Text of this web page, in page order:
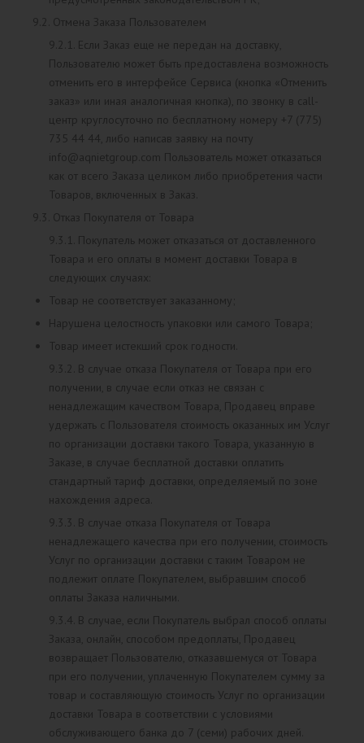
9.2. Отмена Заказа Пользователем
9.2.1. Если Заказ еще не передан на доставку,
Пользователю может быть предоставлена возможность
отменить его в интерфейсе Сервиса (кнопка «Отменить
заказ» или иная аналогичная кнопка), по звонку в call-
центр круглосуточно по бесплатному номеру +7 (775)
735 44 44, либо написав заявку на почту
info@aqnietgroup.com Пользователь может отказаться
как от всего Заказа целиком либо приобретения части
Товаров, включенных в Заказ.
9.3. Отказ Покупателя от Товара
9.3.1. Покупатель может отказаться от доставленного
Товара и его оплаты в момент доставки Товара в
следующих случаях:
Товар не соответствует заказанному;
Нарушена целостность упаковки или самого Товара;
Товар имеет истекший срок годности.
9.3.2. В случае отказа Покупателя от Товара при его
получении, в случае если отказ не связан с
ненадлежащим качеством Товара, Продавец вправе
удержать с Пользователя стоимость оказанных им Услуг
по организации доставки такого Товара, указанную в
Заказе, в случае бесплатной доставки оплатить
стандартный тариф доставки, определяемый по зоне
нахождения адреса.
9.3.3. В случае отказа Покупателя от Товара
ненадлежащего качества при его получении, стоимость
Услуг по организации доставки с таким Товаром не
подлежит оплате Покупателем, выбравшим способ
оплаты Заказа наличными.
9.3.4. В случае, если Покупатель выбрал способ оплаты
Заказа, онлайн, способом предоплаты, Продавец
возвращает Пользователю, отказавшемуся от Товара
при его получении, уплаченную Покупателем сумму за
товар и составляющую стоимость Услуг по организации
доставки Товара в соответствии с условиями
обслуживающего банка до 7 (семи) рабочих дней.